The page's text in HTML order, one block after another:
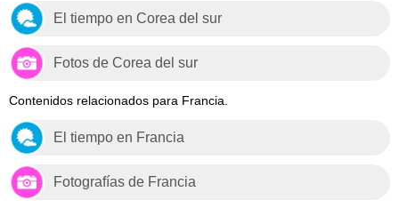
El tiempo en Corea del sur
Fotos de Corea del sur
Contenidos relacionados para Francia.
El tiempo en Francia
Fotografías de Francia